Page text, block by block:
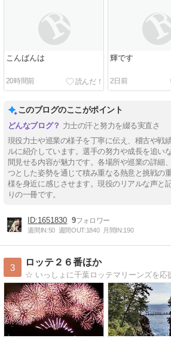
こんばんは
20時間前
輝です
2日前
このブログのここがポイント
力士の汗と努力を綴る実直さ
現役力士や巡業の様子を丁寧に伝え、稽古や戦
ルに紹介しています。選手の努力や成長を追い
間見せる内容が魅力です。各場所や巡業の詳細
つとした姿勢を通じて積み重なる熱意と挑戦の
様を身近に感じさせます。現役のリアルな声と
りの一冊です。
1651830 9
週間IN:50 週間OUT:1840 月間IN:190
3
ロッテ２６番ほか